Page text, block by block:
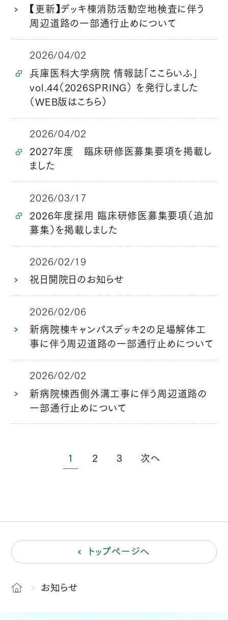
【更新】デッキ棟消防活動空地検査に伴う
周辺道路の一部通行止めについて
2026/04/02
兵庫医科大学病院 情報誌「ここらいふ」
vol.44（2026SPRING） を発行しました
（WEB版はこちら）
2026/04/02
2027年度 臨床研修医募集要項を掲載し
ました
2026/03/17
2026年度採用 臨床研修医募集要項（追加
募集）を掲載しました
2026/02/19
祝日開院日のお知らせ
2026/02/06
新病院棟キャンパスデッキ2の足場解体工
事に伴う周辺道路の一部通行止めについて
2026/02/02
新病院棟西側外溝工事に伴う周辺道路の
一部通行止めについて
1 2 3 次へ
トップページへ
お知らせ